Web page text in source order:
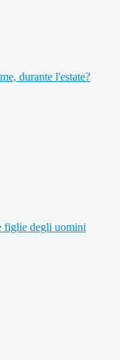
durante l'estate?
figlie degli uomini